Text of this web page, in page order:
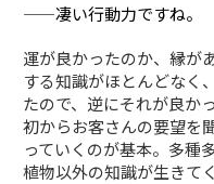
——凄い行動力ですね。
運が良かったのか、縁が
する知識がほとんどなく
たので、逆にそれが良か
初からお客さんの要望を
っていくのが基本。多種
植物以外の知識が生きて